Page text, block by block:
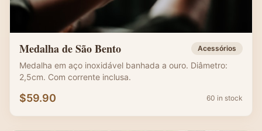
Medalha de São Bento Acessórios
Medalha em aço inoxidável banhada a ouro. Diâmetro:
2,5cm. Com corrente inclusa.
$59.90 60 in stock